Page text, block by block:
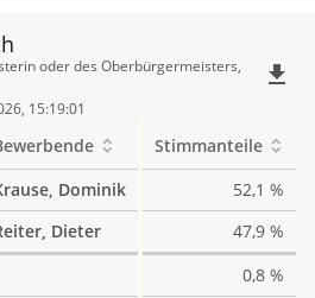
oder des Oberbürgermeisters,
15:19:01
file_download
Stimmanteile
Dominik
52,1 %
Dieter
47,9 %
0,8 %